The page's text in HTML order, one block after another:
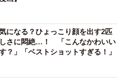
になる？ひょっこり顔を出す2匹
さに悶絶…！ 「こんなかわいい
？」「ベストショットすぎる！」